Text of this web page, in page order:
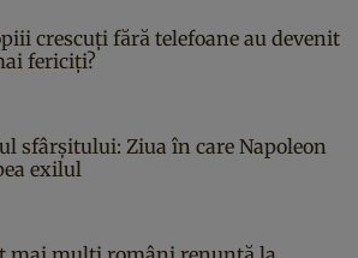
crescuți fără telefoane au devenit
fericiți?
sfârşitului: Ziua în care Napoleon
exilul